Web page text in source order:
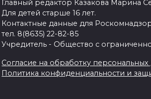
Главный редактор Казакова Марина
Для детей старше 16 лет.
Контактные данные для
тел. 8(8635) 22-82-85
Учредитель - Общество с
Согласие на обработку
Политика конфиденциальности и